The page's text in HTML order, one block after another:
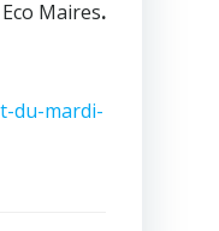
Maires.
du-mardi-